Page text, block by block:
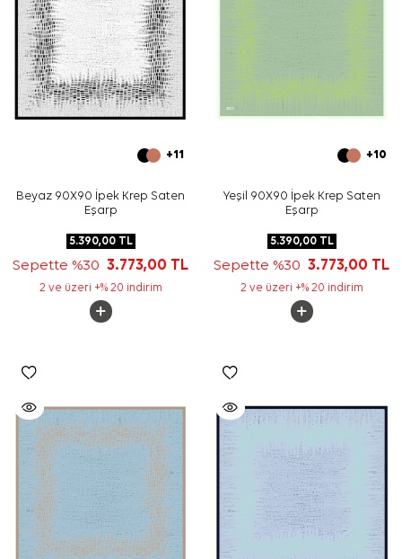
+11
Beyaz 90X90 İpek Krep Saten
Eşarp
5.390,00TL
Sepette %30 3.773,00 TL
2 ve üzeri +% 20 indirim
+10
Yeşil 90X90 İpek Krep Saten
Eşarp
5.390,00TL
Sepette %30 3.773,00 TL
2 ve üzeri +% 20 indirim